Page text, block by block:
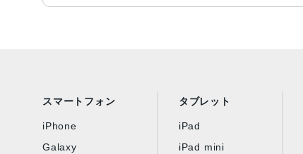
スマートフォン
iPhone
Galaxy
タブレット
iPad
iPad mini